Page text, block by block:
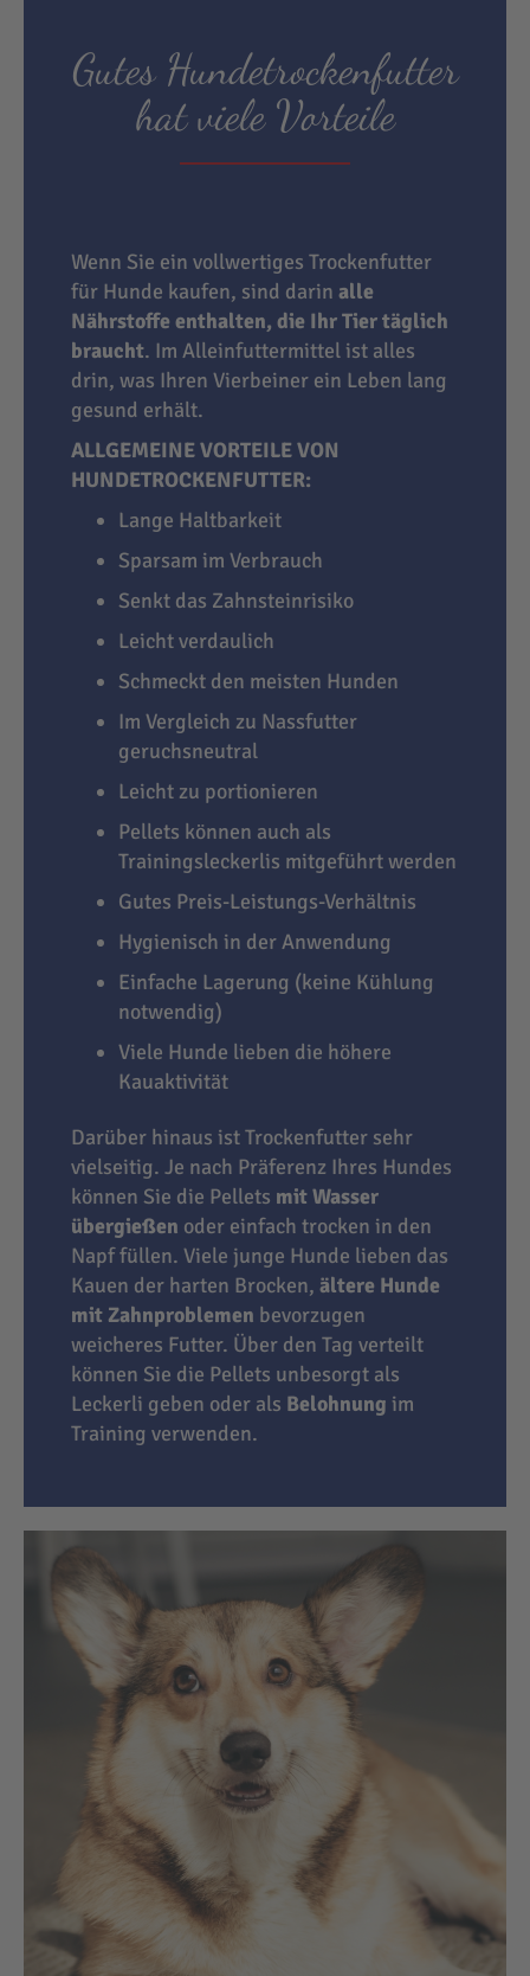
Gutes Hundetrockenfutter
hat viele Vorteile
Wenn Sie ein vollwertiges Trockenfutter
für Hunde kaufen, sind darin alle
Nährstoffe enthalten, die Ihr Tier täglich
braucht. Im Alleinfuttermittel ist alles
drin, was Ihren Vierbeiner ein Leben lang
gesund erhält.
ALLGEMEINE VORTEILE VON
HUNDETROCKENFUTTER:
Lange Haltbarkeit
Sparsam im Verbrauch
Senkt das Zahnsteinrisiko
Leicht verdaulich
Schmeckt den meisten Hunden
Im Vergleich zu Nassfutter
geruchsneutral
Leicht zu portionieren
Pellets können auch als
Trainingsleckerlis mitgeführt werden
Gutes Preis-Leistungs-Verhältnis
Hygienisch in der Anwendung
Einfache Lagerung (keine Kühlung
notwendig)
Viele Hunde lieben die höhere
Kauaktivität
Darüber hinaus ist Trockenfutter sehr
vielseitig. Je nach Präferenz Ihres Hundes
können Sie die Pellets mit Wasser
übergießen oder einfach trocken in den
Napf füllen. Viele junge Hunde lieben das
Kauen der harten Brocken, ältere Hunde
mit Zahnproblemen bevorzugen
weicheres Futter. Über den Tag verteilt
können Sie die Pellets unbesorgt als
Leckerli geben oder als Belohnung im
Training verwenden.